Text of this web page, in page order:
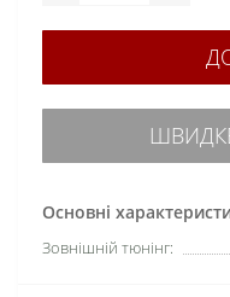
Основні
Зовнішній тюнінг: